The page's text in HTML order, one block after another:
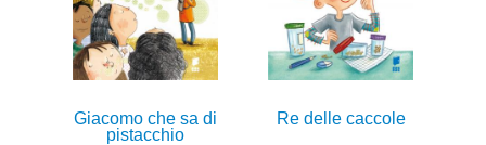
Giacomo che sa di
pistacchio
Re delle caccole